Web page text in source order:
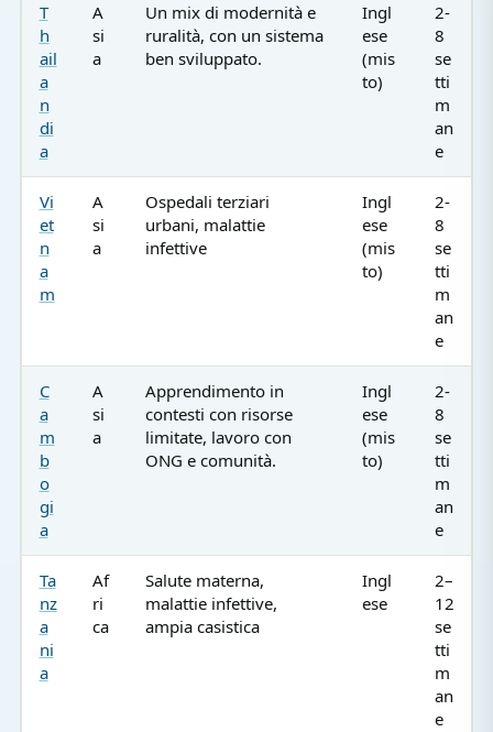
T
h
ail
a
n
di
a
A
si
a
Un mix di modernità e
ruralità, con un sistema
ben sviluppato.
Ingl
ese
(mis
to)
2-
8
se
tti
m
an
e
Vi
et
n
a
m
A
si
a
Ospedali terziari
urbani, malattie
infettive
Ingl
ese
(mis
to)
2-
8
se
tti
m
an
e
C
a
m
b
o
gi
a
A
si
a
Apprendimento in
contesti con risorse
limitate, lavoro con
ONG e comunità.
Ingl
ese
(mis
to)
2-
8
se
tti
m
an
e
Ta
nz
a
ni
a
Af
ri
ca
Salute materna,
malattie infettive,
ampia casistica
Ingl
ese
2–
12
se
tti
m
an
e